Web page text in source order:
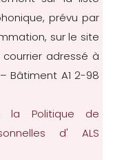
prévu par
sur le site
adressé à
Bâtiment A1 2-98
la Politique de
d' ALS